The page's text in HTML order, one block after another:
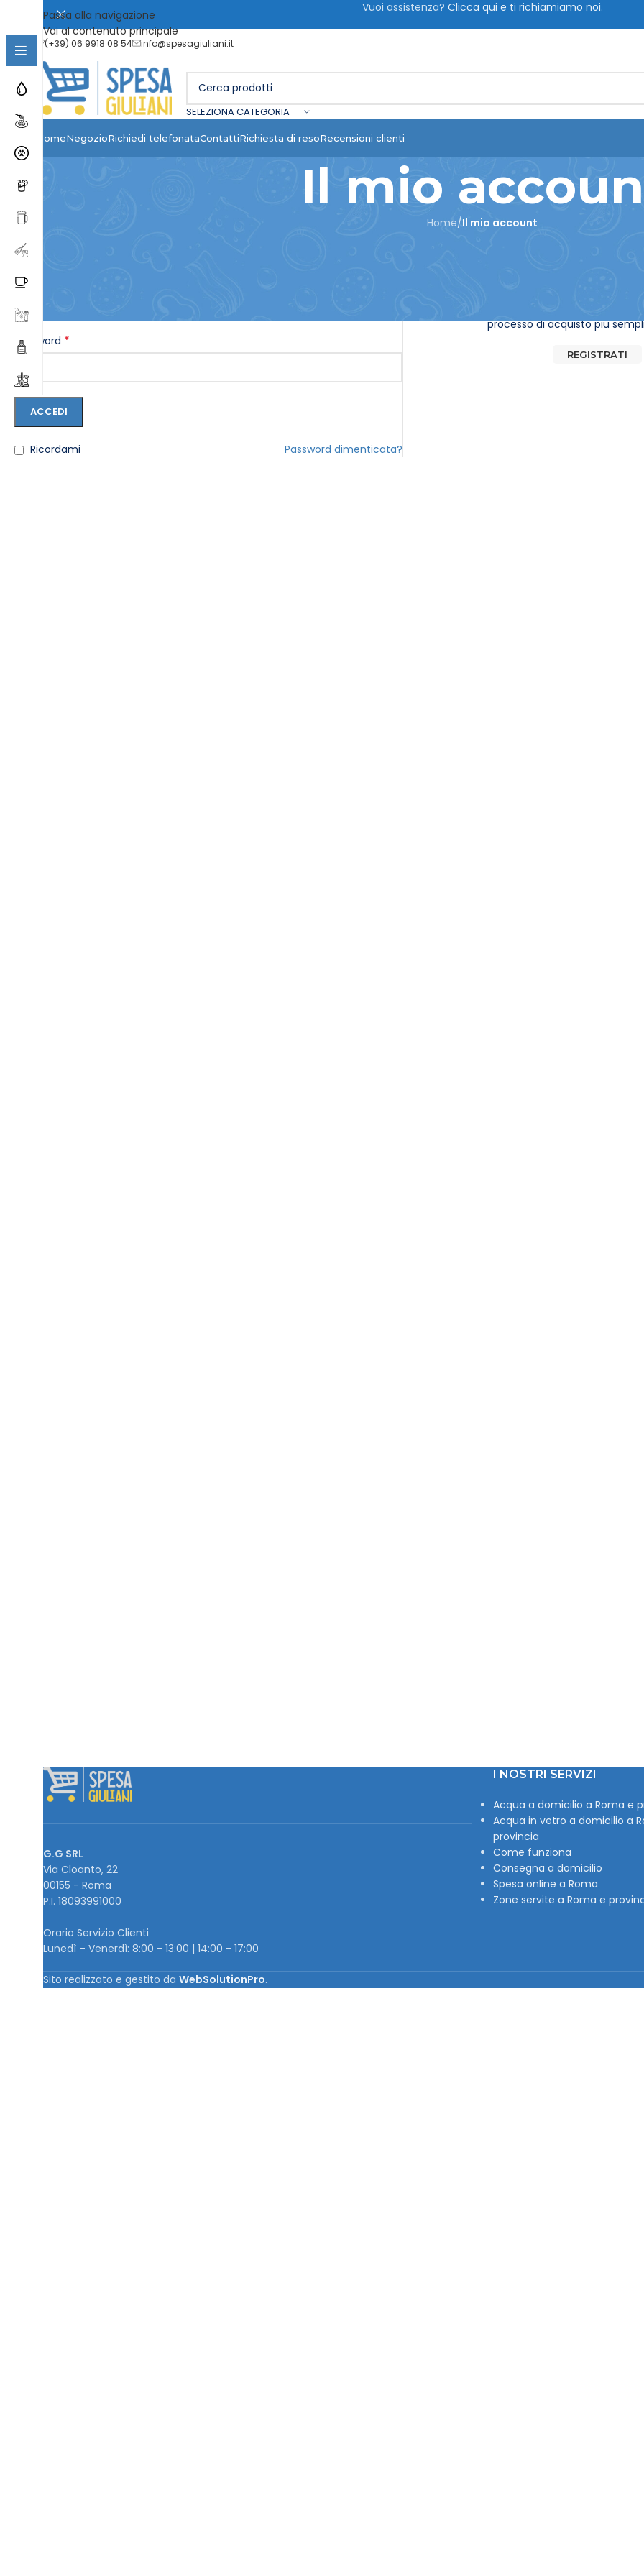
Passa alla navigazione
Vai al contenuto principale
Vuoi assistenza? Clicca qui e ti richiamiamo noi.
(+39) 06 9918 08 54 info@spesagiuliani.it
SELEZIONA CATEGORIA
HomeNegozioRichiedi telefonataContattiRichiesta di resoRecensioni clienti
Il mio
Home/Il mio account
Accedi
Nome utente o indirizzo email
Password *
ACCEDI
Password dimenticata?
Ricordami
account. Ti chiederemo soltanto le
processo di acquisto più
REGISTRATI
G.G SRL
Via Cloanto, 22
00155 - Roma
P.I. ‭18093991000
Orario Servizio Clienti
Lunedì – Venerdì: 8:00 - 13:00 | 14:00 - 17:00
I NOSTRI SERVIZI
Acqua a domicilio a Roma e
Acqua in vetro a domicilio a
provincia
Come funziona
Consegna a domicilio
Spesa online a Roma
Zone servite a Roma e
Sito realizzato e gestito da WebSolutionPro.